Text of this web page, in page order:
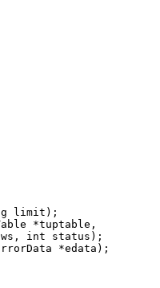
limit);
*tuptable,
int status);
*edata);